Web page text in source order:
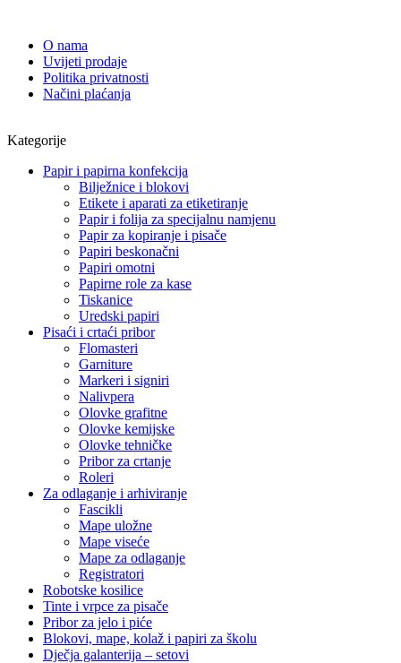
O nama
Uvijeti prodaje
Politika privatnosti
Načini plaćanja
Kategorije
Papir i papirna konfekcija
Bilježnice i blokovi
Etikete i aparati za etiketiranje
Papir i folija za specijalnu namjenu
Papir za kopiranje i pisače
Papiri beskonačni
Papiri omotni
Papirne role za kase
Tiskanice
Uredski papiri
Pisaći i crtaći pribor
Flomasteri
Garniture
Markeri i signiri
Nalivpera
Olovke grafitne
Olovke kemijske
Olovke tehničke
Pribor za crtanje
Roleri
Za odlaganje i arhiviranje
Fascikli
Mape uložne
Mape viseće
Mape za odlaganje
Registratori
Robotske kosilice
Tinte i vrpce za pisače
Pribor za jelo i piće
Blokovi, mape, kolaž i papiri za školu
Dječja galanterija – setovi